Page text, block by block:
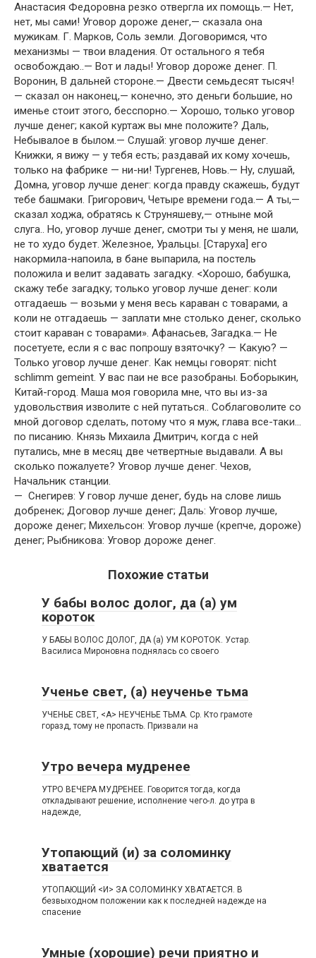
Анастасия Федоровна резко отвергла их помощь.— Нет,
нет, мы сами! Уговор дороже денег,— сказала она
мужикам. Г. Марков, Соль земли. Договоримся, что
механизмы — твои владения. От остального я тебя
освобождаю..— Вот и лады! Уговор дороже денег. П.
Воронин, В дальней стороне.— Двести семьдесят тысяч!
— сказал он наконец,— конечно, это деньги большие, но
именье стоит этого, бесспорно.— Хорошо, только уговор
лучше денег; какой куртаж вы мне положите? Даль,
Небывалое в былом.— Слушай: уговор лучше денег.
Книжки, я вижу — у тебя есть; раздавай их кому хочешь,
только на фабрике — ни-ни! Тургенев, Новь.— Ну, слушай,
Домна, уговор лучше денег: когда правду скажешь, будут
тебе башмаки. Григорович, Четыре времени года.— А ты,—
сказал ходжа, обратясь к Струняшеву,— отныне мой
слуга.. Но, уговор лучше денег, смотри ты у меня, не шали,
не то худо будет. Железное, Уральцы. [Старуха] его
накормила-напоила, в бане выпарила, на постель
положила и велит задавать загадку. <Хорошо, бабушка,
скажу тебе загадку; только уговор лучше денег: коли
отгадаешь — возьми у меня весь караван с товарами, а
коли не отгадаешь — заплати мне столько денег, сколько
стоит караван с товарами». Афанасьев, Загадка.— Не
посетуете, если я с вас попрошу взяточку? — Какую? —
Только уговор лучше денег. Как немцы говорят: nicht
schlimm gemeint. У вас паи не все разобраны. Боборыкин,
Китай-город. Маша моя говорила мне, что вы из-за
удовольствия изволите с ней путаться.. Соблаговолите со
мной договор сделать, потому что я муж, глава все-таки…
по писанию. Князь Михаила Дмитрич, когда с ней
путались, мне в месяц две четвертные выдавали. А вы
сколько пожалуете? Уговор лучше денег. Чехов,
Начальник станции.
— Снегирев: У говор лучше денег, будь на слове лишь
добренек; Договор лучше денег; Даль: Уговор лучше,
дороже денег; Михельсон: Уговор лучше (крепче, дороже)
денег; Рыбникова: Уговор дороже денег.
Похожие статьи
У бабы волос долог, да (а) ум
короток
У БАБЫ ВОЛОС ДОЛОГ, ДА (а) УМ КОРОТОК. Устар.
Василиса Мироновна поднялась со своего
Ученье свет, (а) неученье тьма
УЧЕНЬЕ СВЕТ, <А> НЕУЧЕНЬЕ ТЬМА. Ср. Кто грамоте
горазд, тому не пропасть. Призвали на
Утро вечера мудренее
УТРО ВЕЧЕРА МУДРЕНЕЕ. Говорится тогда, когда
откладывают решение, исполнение чего-л. до утра в
надежде,
Утопающий (и) за соломинку
хватается
УТОПАЮЩИЙ <И> ЗА СОЛОМИНКУ ХВАТАЕТСЯ. В
безвыходном положении как к последней надежде на
спасение
Умные (хорошие) речи приятно и